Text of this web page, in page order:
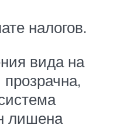
налогов.
вида на
лишена